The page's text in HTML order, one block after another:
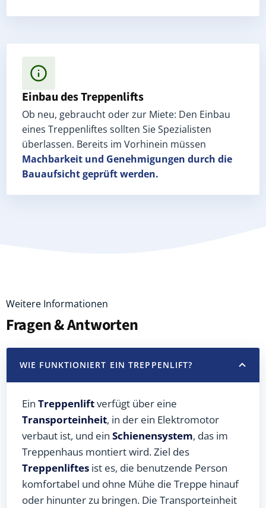
Einbau des Treppenlifts
Ob neu, gebraucht oder zur Miete: Den Einbau
eines Treppenliftes sollten Sie Spezialisten
überlassen. Bereits im Vorhinein müssen
Machbarkeit und Genehmigungen durch die
Bauaufsicht geprüft werden.
Weitere Informationen
Fragen & Antworten
WIE FUNKTIONIERT EIN TREPPENLIFT?
Ein Treppenliftverfügt über eine
Transporteinheit, in der ein Elektromotor
verbaut ist, und ein Schienensystem, das im
Treppenhaus montiert wird. Ziel des
Treppenliftes ist es, die benutzende Person
komfortabel und ohne Mühe die Treppe hinauf
oder hinunter zu bringen. Die Transporteinheit